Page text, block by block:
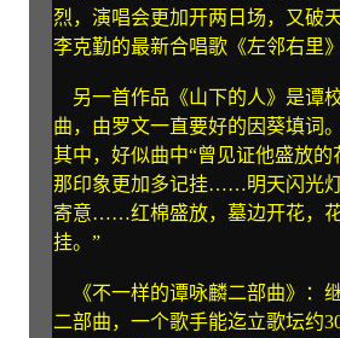
烈，演唱会更加开两日场，又破
李克勤的最新合唱歌《左邻右里
另一首作品《山下的人》是谭
曲，由罗文一直要好的因葵填词
其中，好似曲中“曾见证他盛放
那印象更加多记挂……明天闪光
寄意……红棉盛放，墓边开花，
挂。”
《不一样的谭咏麟二部曲》：
二部曲，一个歌手能迄立歌坛约